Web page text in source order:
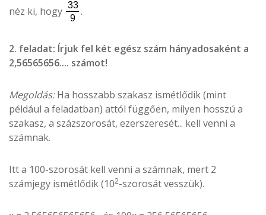
néz ki, hogy
.
2. feladat: Írjuk fel két egész szám hányadosaként a
2,56565656.... számot!
Megoldás:Ha hosszabb szakasz ismétlődik (mint
például a feladatban) attól függően, milyen hosszú a
szakasz, a százszorosát, ezerszeresét... kell venni a
számnak.
Itt a 100-szorosát kell venni a számnak, mert 2
számjegy ismétlődik (102-szorosát vesszük).